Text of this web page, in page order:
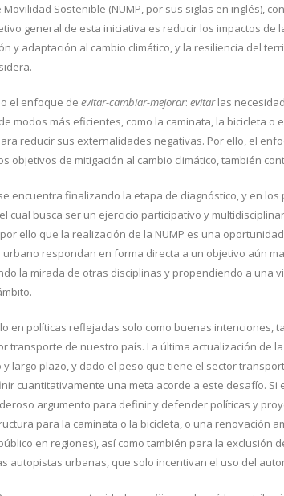
Sostenible (NUMP, por sus siglas en inglés),
general de esta iniciativa es reducir los impactos de
y adaptación al cambio climático, y la resiliencia del
el enfoque de evitar-cambiar-mejorar: evitarlas
modos más eficientes, como la caminata, la bicicleta o
reducir sus externalidades negativas. Por ello, el
objetivos de mitigación al cambio climático, también
encuentra finalizando la etapa de diagnóstico, y en
cual busca ser un ejercicio participativo y
ello que la realización de la NUMP es una
respondan en forma directa a un objetivo aún
la mirada de otras disciplinas y propendiendo a una
en políticas reflejadas solo como buenas intenciones,
transporte de nuestro país. La última actualización de
largo plazo, y dado el peso que tiene el sector
cuantitativamente una meta acorde a este desafío. Si
argumento para definir y defender políticas y
para la caminata o la bicicleta, o una renovación
en regiones), así como también para la exclusión
autopistas urbanas, que solo incentivan el uso del